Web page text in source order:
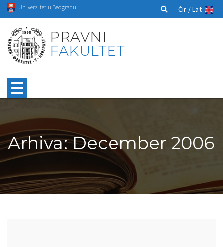
Univerzitet u Beogradu Ćir /Lat
PRAVNI
FAKULTET
Arhiva: December 2006